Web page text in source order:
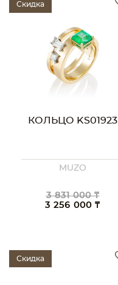
Скидка
КОЛЬЦО KS01923
MUZO
3 831 000 ₸
3 256 000 ₸
Скидка